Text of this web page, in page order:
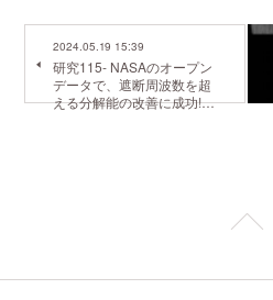
2024.05.19 15:39
研究115- NASAのオープン
データで、遮断周波数を超
える分解能の改善に成功!…